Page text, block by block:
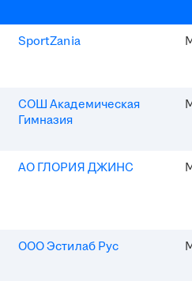
SportZania
СОШ Академическая
Гимназия
АО ГЛОРИЯ ДЖИНС
ООО Эстилаб Рус